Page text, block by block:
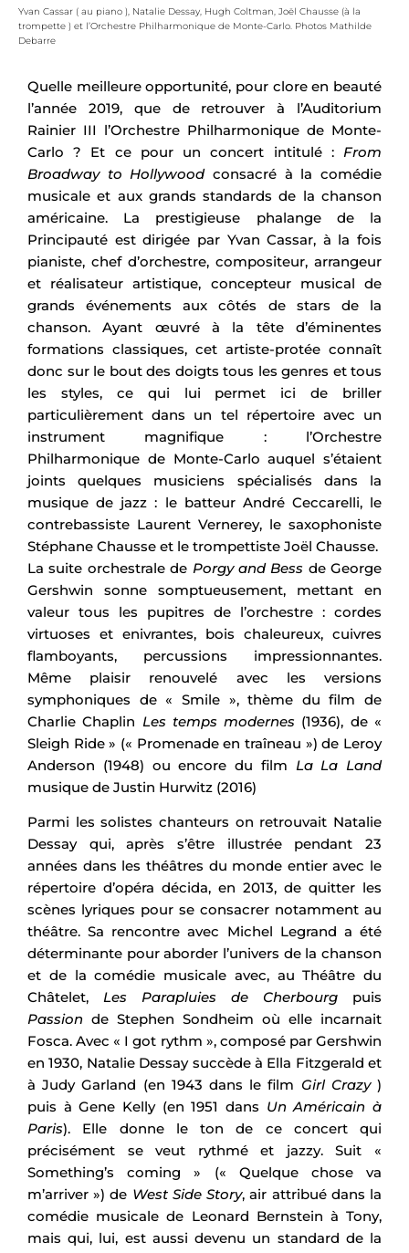
Yvan Cassar ( au piano ), Natalie Dessay, Hugh Coltman, Joël Chausse (à la
trompette ) et l’Orchestre Philharmonique de Monte-Carlo. Photos Mathilde
Debarre
Quelle meilleure opportunité, pour clore en beauté
l’année 2019, que de retrouver à l’Auditorium
Rainier III l’Orchestre Philharmonique de Monte-
Carlo ? Et ce pour un concert intitulé : From
Broadway to Hollywoodconsacré à la comédie
musicale et aux grands standards de la chanson
américaine. La prestigieuse phalange de la
Principauté est dirigée par Yvan Cassar, à la fois
pianiste, chef d’orchestre, compositeur, arrangeur
et réalisateur artistique, concepteur musical de
grands événements aux côtés de stars de la
chanson. Ayant œuvré à la tête d’éminentes
formations classiques, cet artiste-protée connaît
donc sur le bout des doigts tous les genres et tous
les styles, ce qui lui permet ici de briller
particulièrement dans un tel répertoire avec un
instrument magnifique : l’Orchestre
Philharmonique de Monte-Carlo auquel s’étaient
joints quelques musiciens spécialisés dans la
musique de jazz : le batteur André Ceccarelli, le
contrebassiste Laurent Vernerey, le saxophoniste
Stéphane Chausse et le trompettiste Joël Chausse.
La suite orchestrale de Porgy and Bess de George
Gershwin sonne somptueusement, mettant en
valeur tous les pupitres de l’orchestre : cordes
virtuoses et enivrantes, bois chaleureux, cuivres
flamboyants, percussions impressionnantes.
Même plaisir renouvelé avec les versions
symphoniques de « Smile », thème du film de
Charlie Chaplin Les temps modernes (1936), de «
Sleigh Ride » (« Promenade en traîneau ») de Leroy
Anderson (1948) ou encore du film La La Land
musique de Justin Hurwitz (2016)
Parmi les solistes chanteurs on retrouvait Natalie
Dessay qui, après s’être illustrée pendant 23
années dans les théâtres du monde entier avec le
répertoire d’opéra décida, en 2013, de quitter les
scènes lyriques pour se consacrer notamment au
théâtre. Sa rencontre avec Michel Legrand a été
déterminante pour aborder l’univers de la chanson
et de la comédie musicale avec, au Théâtre du
Châtelet, Les Parapluies de Cherbourg puis
Passion de Stephen Sondheim où elle incarnait
Fosca. Avec « I got rythm », composé par Gershwin
en 1930, Natalie Dessay succède à Ella Fitzgerald et
à Judy Garland (en 1943 dans le film Girl Crazy)
puis à Gene Kelly (en 1951 dans Un Américain à
Paris). Elle donne le ton de ce concert qui
précisément se veut rythmé et jazzy. Suit «
Something’s coming » (« Quelque chose va
m’arriver ») de West Side Story, air attribué dans la
comédie musicale de Leonard Bernstein à Tony,
mais qui, lui, est aussi devenu un standard de la